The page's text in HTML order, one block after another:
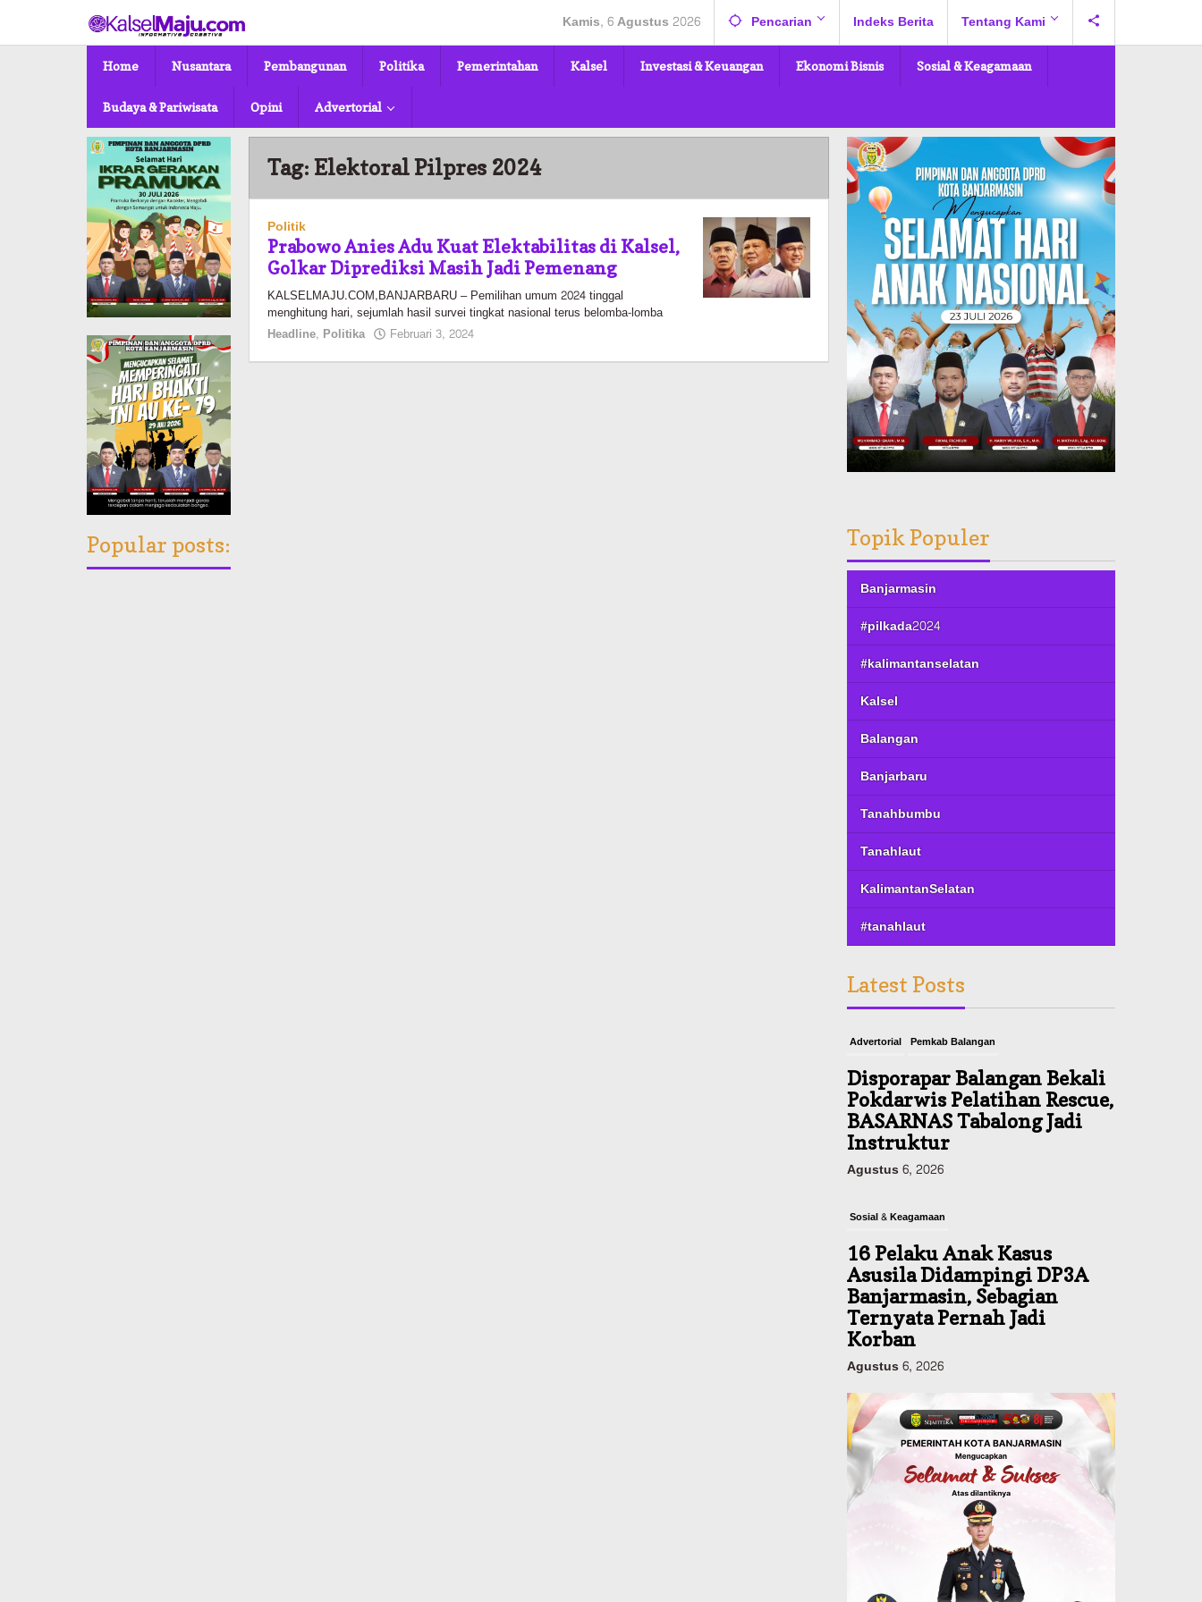
konten
Kamis, 6 Agustus 2026 Pencarian Indeks Berita Tentang Kami
Home Nusantara Pembangunan Politika Pemerintahan Kalsel Investasi & Keuangan Ekonomi Bisnis Sosial & Keagamaan
Budaya & Pariwisata Opini Advertorial
Popular posts:
Tag:Elektoral Pilpres 2024
Politik
Prabowo Anies Adu Kuat Elektabilitas di Kalsel,
Golkar Diprediksi Masih Jadi Pemenang
KALSELMAJU.COM,BANJARBARU – Pemilihan umum 2024 tinggal
menghitung hari, sejumlah hasil survei tingkat nasional terus belomba-lomba
Headline, Politika Februari 3, 2024
pratiwi
Topik Populer
Banjarmasin
#pilkada2024
#kalimantanselatan
Kalsel
Balangan
Banjarbaru
Tanahbumbu
Tanahlaut
KalimantanSelatan
#tanahlaut
Latest Posts
Advertorial Pemkab Balangan
Disporapar Balangan Bekali
Pokdarwis Pelatihan Rescue,
BASARNAS Tabalong Jadi
Instruktur
Agustus 6, 2026
Sosial & Keagamaan
16 Pelaku Anak Kasus
Asusila Didampingi DP3A
Banjarmasin, Sebagian
Ternyata Pernah Jadi
Korban
Agustus 6, 2026
Dinas PUPR Kalsel Pembangunan
Tindak Lanjut
Pascakecelakaan Maut,
Pemerintah Janji
Tingkatkan Fasilitas
Keselamatan Jalan
Alternatif Banjarbaru–